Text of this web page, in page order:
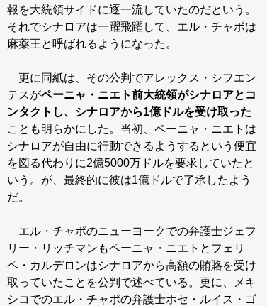
報を大統領サイドに逐一流していたのだという。
それでシナロアは一躍飛躍して、エル・チャポは
麻薬王と呼ばれるようになった。
更に同紙は、その公判でアレックス・シフエン
テスがペーニャ・ニエト前大統領がシナロアとコ
ンタクトし、シナロアから1億ドルを受け取った
ことも明らかにした。当初、ペーニャ・ニエトは
シナロアが自由に行動できるようするという便宜
を図る代わりに2億5000万ドルを要求していたと
いう。が、最終的に彼は1億ドルで了承したよう
だ。
エル・チャポのニューヨークでの弁護士ジェフ
リー・リッチマンもペーニャ・ニエトとフェリ
ペ・カルデロンはシナロアから高額の賄賂を受け
取っていたことを公判で述べている。更に、メキ
シコでのエル・チャポの弁護士ホセ・ルイス・ゴ